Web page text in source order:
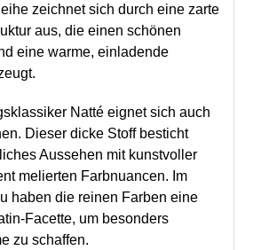
zeichnet sich durch eine zarte
aus, die einen schönen
eine warme, einladende
Natté eignet sich auch
Dieser dicke Stoff besticht
Aussehen mit kunstvoller
melierten Farbnuancen. Im
haben die reinen Farben eine
Facette, um besonders
zu schaffen.